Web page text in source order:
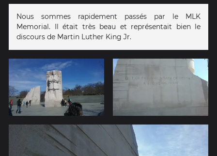
Nous sommes rapidement passés par le MLK
Memorial. Il était très beau et représentait bien le
discours de Martin Luther King Jr.